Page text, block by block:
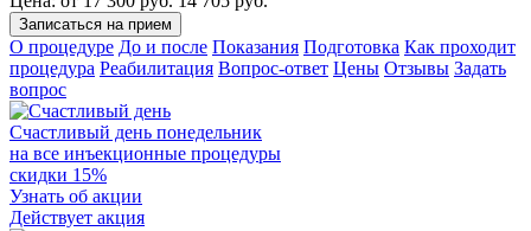
Записаться на прием
О процедуре До и после Показания Подготовка Как проходит
процедура Реабилитация Вопрос-ответ Цены Отзывы Задать
вопрос
Счастливый день понедельник
на все инъекционные процедуры
скидки 15%
Узнать об акции
Действует акция